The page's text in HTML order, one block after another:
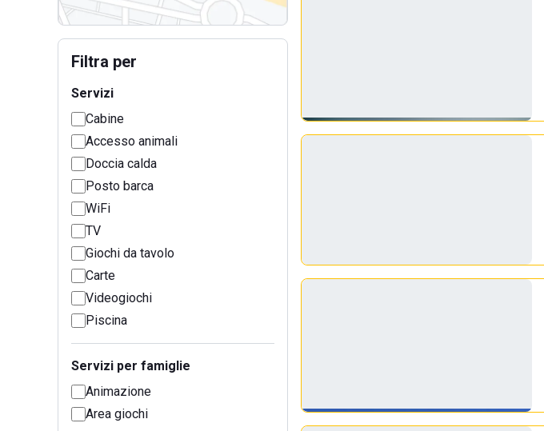
Filtra per
Servizi
Cabine
Accesso animali
Doccia calda
Posto barca
WiFi
TV
Giochi da tavolo
Carte
Videogiochi
Piscina
Servizi per famiglie
Animazione
Area giochi